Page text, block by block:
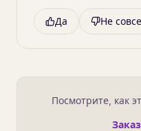
Да Не
Посмотрите, как